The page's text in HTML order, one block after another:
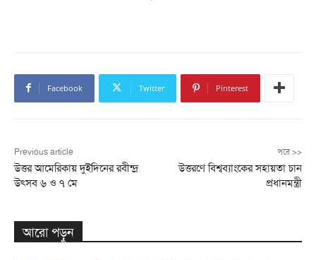
Facebook Twitter Pinterest
Previous article
উত্তর আমেরিকায় দুইদিনের রবীন্দ্র
উৎসব ৬ ও ৭ মে
পরে >>
উত্তরণে বিশ্বব্যাংকের সহায়তা চান
প্রধানমন্ত্রী
আরো পড়ুন